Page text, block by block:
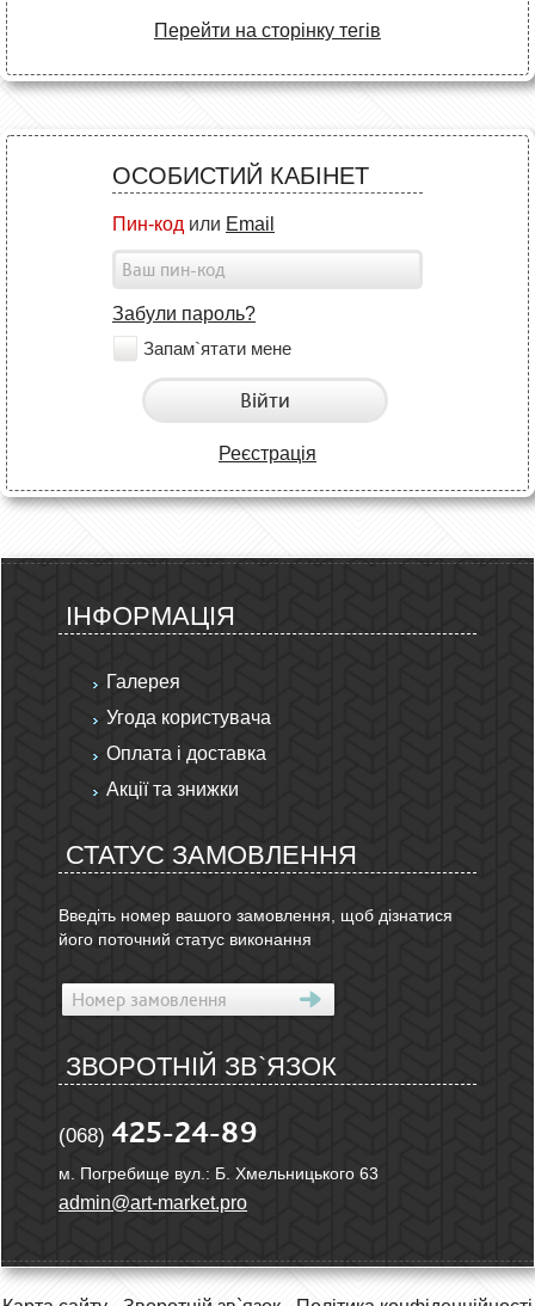
Перейти на сторінку тегів
ОСОБИСТИЙ КАБІНЕТ
Пин-код или Email
Забули пароль?
Запам`ятати мене
Війти
Реєстрація
ІНФОРМАЦІЯ
Галерея
Угода користувача
Оплата і доставка
Акції та знижки
СТАТУС ЗАМОВЛЕННЯ
Введіть номер вашого замовлення, щоб дізнатися
його поточний статус виконання
ЗВОРОТНІЙ ЗВ`ЯЗОК
(068) 425-24-89
м. Погребище вул.: Б. Хмельницького 63
admin@art-market.pro